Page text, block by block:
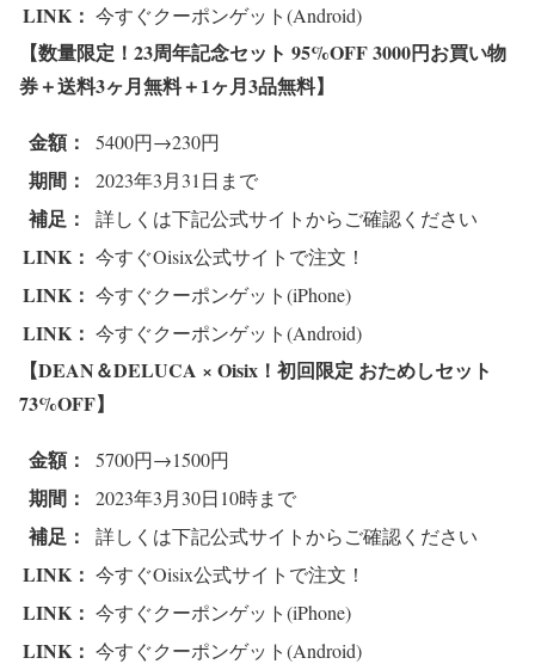
LINK： 今すぐクーポンゲット(Android)
【数量限定！23周年記念セット 95%OFF 3000円お買い物
券＋送料3ヶ月無料＋1ヶ月3品無料】
金額： 5400円→230円
期間： 2023年3月31日まで
補足： 詳しくは下記公式サイトからご確認ください
LINK： 今すぐOisix公式サイトで注文！
LINK： 今すぐクーポンゲット(iPhone)
LINK： 今すぐクーポンゲット(Android)
【DEAN＆DELUCA × Oisix！初回限定 おためしセット
73%OFF】
金額： 5700円→1500円
期間： 2023年3月30日10時まで
補足： 詳しくは下記公式サイトからご確認ください
LINK： 今すぐOisix公式サイトで注文！
LINK： 今すぐクーポンゲット(iPhone)
LINK： 今すぐクーポンゲット(Android)